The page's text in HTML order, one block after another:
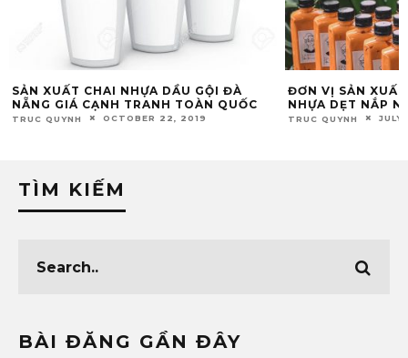
ĐƠN VỊ SẢN XUẤT VÀ CUNG ỨNG CHAI
NHỰA DẸT NẮP NHỰA TẠI ĐÀ NẴNG
TRUC QUYNH JULY 10, 2021
ĐƠN VỊ SẢN
ĐÀ NẴNG
TRUC QUYNH
TÌM KIẾM
BÀI ĐĂNG GẦN ĐÂY